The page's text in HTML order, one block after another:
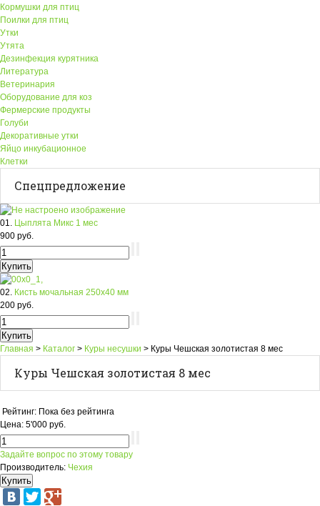
Кормушки для птиц
Поилки для птиц
Утки
Утята
Дезинфекция курятника
Литература
Ветеринария
Оборудование для коз
Фермерские продукты
Голуби
Декоративные утки
Яйцо инкубационное
Клетки
Спецпредложение
01. Цыплята Микс 1 мес
900 руб.
02. Кисть мочальная 250х40 мм
200 руб.
Главная > Каталог > Куры несушки > Куры Чешская золотистая 8 мес
Куры Чешская золотистая 8 мес
Рейтинг: Пока без рейтинга
Цена: 5'000 руб.
Задайте вопрос по этому товару
Производитель: Чехия